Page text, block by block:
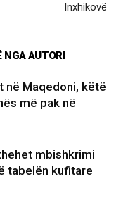
Inxhikovë
NGA AUTORI
në Maqedoni, këtë
më pak në
mbishkrimi
tabelën kufitare